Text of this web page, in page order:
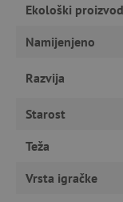
Ekološki proizvod
Namijenjeno
Razvija
Starost
Teža
Vrsta igračke
npr. upis